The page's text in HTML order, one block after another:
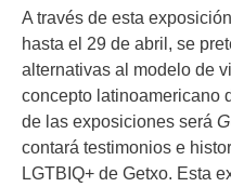
A través de esta
hasta el 29 de abril, se
alternativas al modelo de
concepto latinoamericano
de las exposiciones será
contará testimonios e
LGTBIQ+ de Getxo. Esta